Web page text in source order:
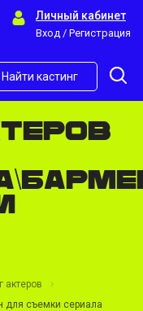
Личный кабинет
Вход / Регистрация
Найти кастинг
актеров
для съемки сериала